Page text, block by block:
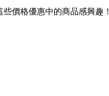
價格優惠中的商品感興趣！